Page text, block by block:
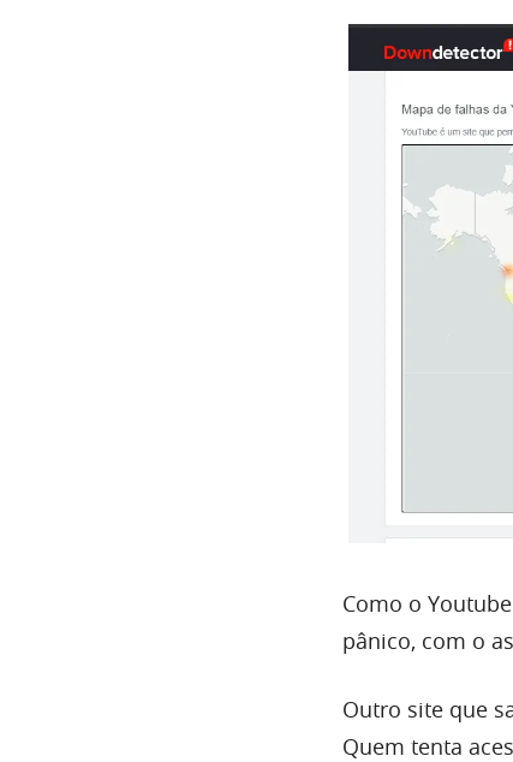
Como o
pânico, com o
Outro site que
Quem tenta